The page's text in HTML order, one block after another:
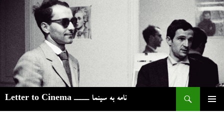
نامه به سینما ـــــ Letter to Cinema